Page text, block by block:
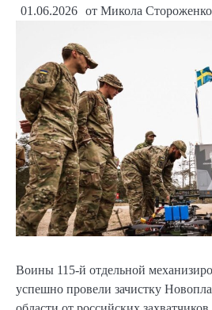
01.06.2026 от Микола Стороженко
Воины 115-й отдельной
успешно провели зачистку